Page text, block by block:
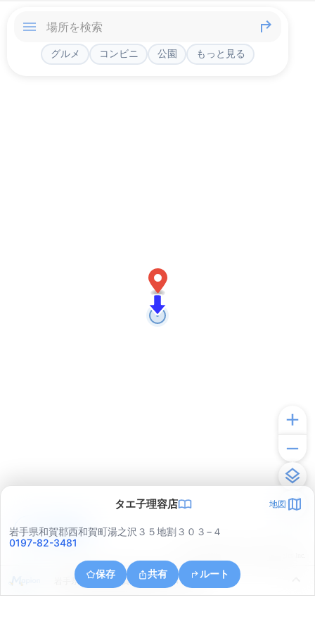
グルメ コンビニ 公園 もっと見る
タエ子理容店 地図
岩手県和賀郡西和賀町湯之沢３５地割３０３−４
0197-82-3481
保存 共有 ルート
岩手県和賀郡西和賀町間木野２４地割
アプリで見る